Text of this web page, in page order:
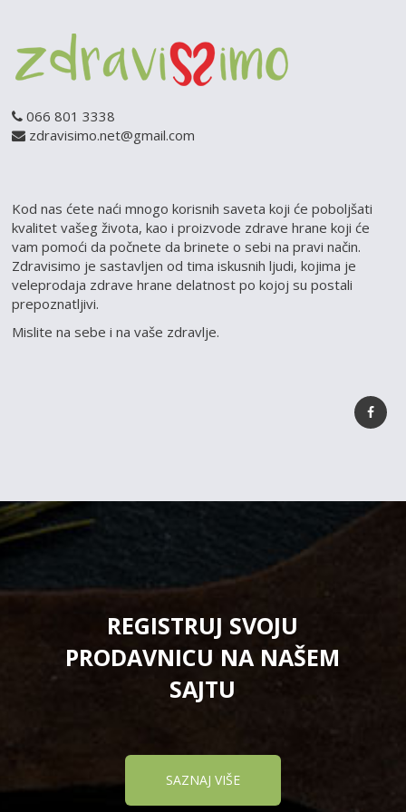
066 801 3338
zdravisimo.net@gmail.com
Kod nas ćete naći mnogo korisnih saveta koji će poboljšati
kvalitet vašeg života, kao i proizvode zdrave hrane koji će
vam pomoći da počnete da brinete o sebi na pravi način.
Zdravisimo je sastavljen od tima iskusnih ljudi, kojima je
veleprodaja zdrave hrane delatnost po kojoj su postali
prepoznatljivi.
Mislite na sebe i na vaše zdravlje.
REGISTRUJ SVOJU
PRODAVNICU NA NAŠEM
SAJTU
SAZNAJ VIŠE